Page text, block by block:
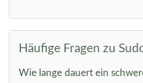
Häufige Fragen zu
Wie lange dauert ein